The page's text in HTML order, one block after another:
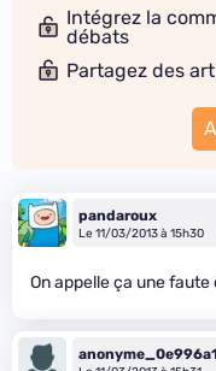
Intégrez la
débats
Partagez des
pandaroux
Le 11/03/2013 à 15h30
On appelle ça une faute